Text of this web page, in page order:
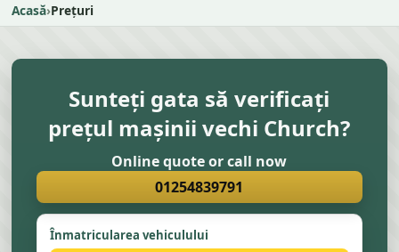
Acasă Prețuri
Sunteți gata să verificați
prețul mașinii vechi Church?
Online quote or call now
01254839791
Înmatricularea vehiculului